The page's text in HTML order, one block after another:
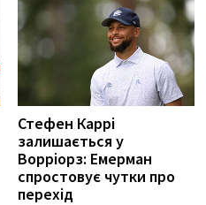
Стефен Каррі
залишається у
Ворріорз: Емерман
спростовує чутки про
перехід